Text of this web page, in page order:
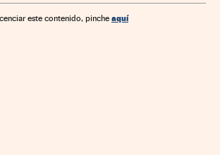
este contenido, pinche aquí